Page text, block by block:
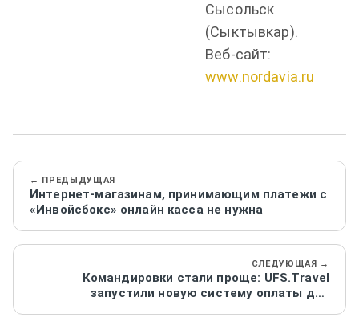
Сысольск
(Сыктывкар).
Веб-сайт:
www.nordavia.ru
← ПРЕДЫДУЩАЯ
Интернет-магазинам, принимающим платежи с
«Инвойсбокс» онлайн касса не нужна
СЛЕДУЮЩАЯ →
Командировки стали проще: UFS.Travel
запустили новую систему оплаты для